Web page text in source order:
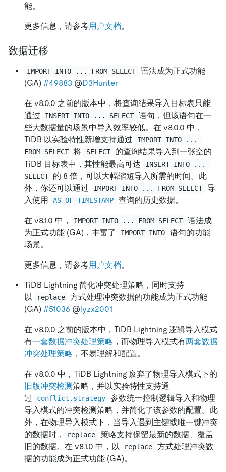
能。
更多信息，请参考用户文档。
数据迁移
IMPORT INTO ... FROM SELECT 语法成为正式功能
(GA) #49883 @D3Hunter
在 v8.0.0 之前的版本中，将查询结果导入目标表只能
通过
INSERT INTO ... SELECT 语句，但该语句在一
些大数据量的场景中导入效率较低。在 v8.0.0 中，
TiDB 以实验特性新增支持通过
IMPORT INTO ...
FROM SELECT 将 SELECT
的查询结果导入到一张空的
TiDB 目标表中，其性能最高可达
INSERT INTO ...
SELECT
的 8 倍，可以大幅缩短导入所需的时间。此
外，你还可以通过
IMPORT INTO ... FROM SELECT 导
入使用
AS OF TIMESTAMP 查询的历史数据。
在 v8.1.0 中， IMPORT INTO ... FROM SELECT 语法成
为正式功能 (GA)，丰富了
IMPORT INTO
语句的功能
场景。
更多信息，请参考用户文档。
TiDB Lightning 简化冲突处理策略，同时支持
以
replace
方式处理冲突数据的功能成为正式功能
(GA) #51036 @lyzx2001
在 v8.0.0 之前的版本中，TiDB Lightning 逻辑导入模式
有一套数据冲突处理策略 ，而物理导入模式有两套数据
冲突处理策略 ，不易理解和配置。
在 v8.0.0 中，TiDB Lightning 废弃了物理导入模式下的
旧版冲突检测策略，并以实验特性支持通
过
conflict.strategy
参数统一控制逻辑导入和物理
导入模式的冲突检测策略，并简化了该参数的配置。此
外，在物理导入模式下，当导入遇到主键或唯一键冲突
的数据时，
replace
策略支持保留最新的数据、覆盖
旧的数据。在 v8.1.0 中，以
replace
方式处理冲突数
据的功能成为正式功能 (GA)。